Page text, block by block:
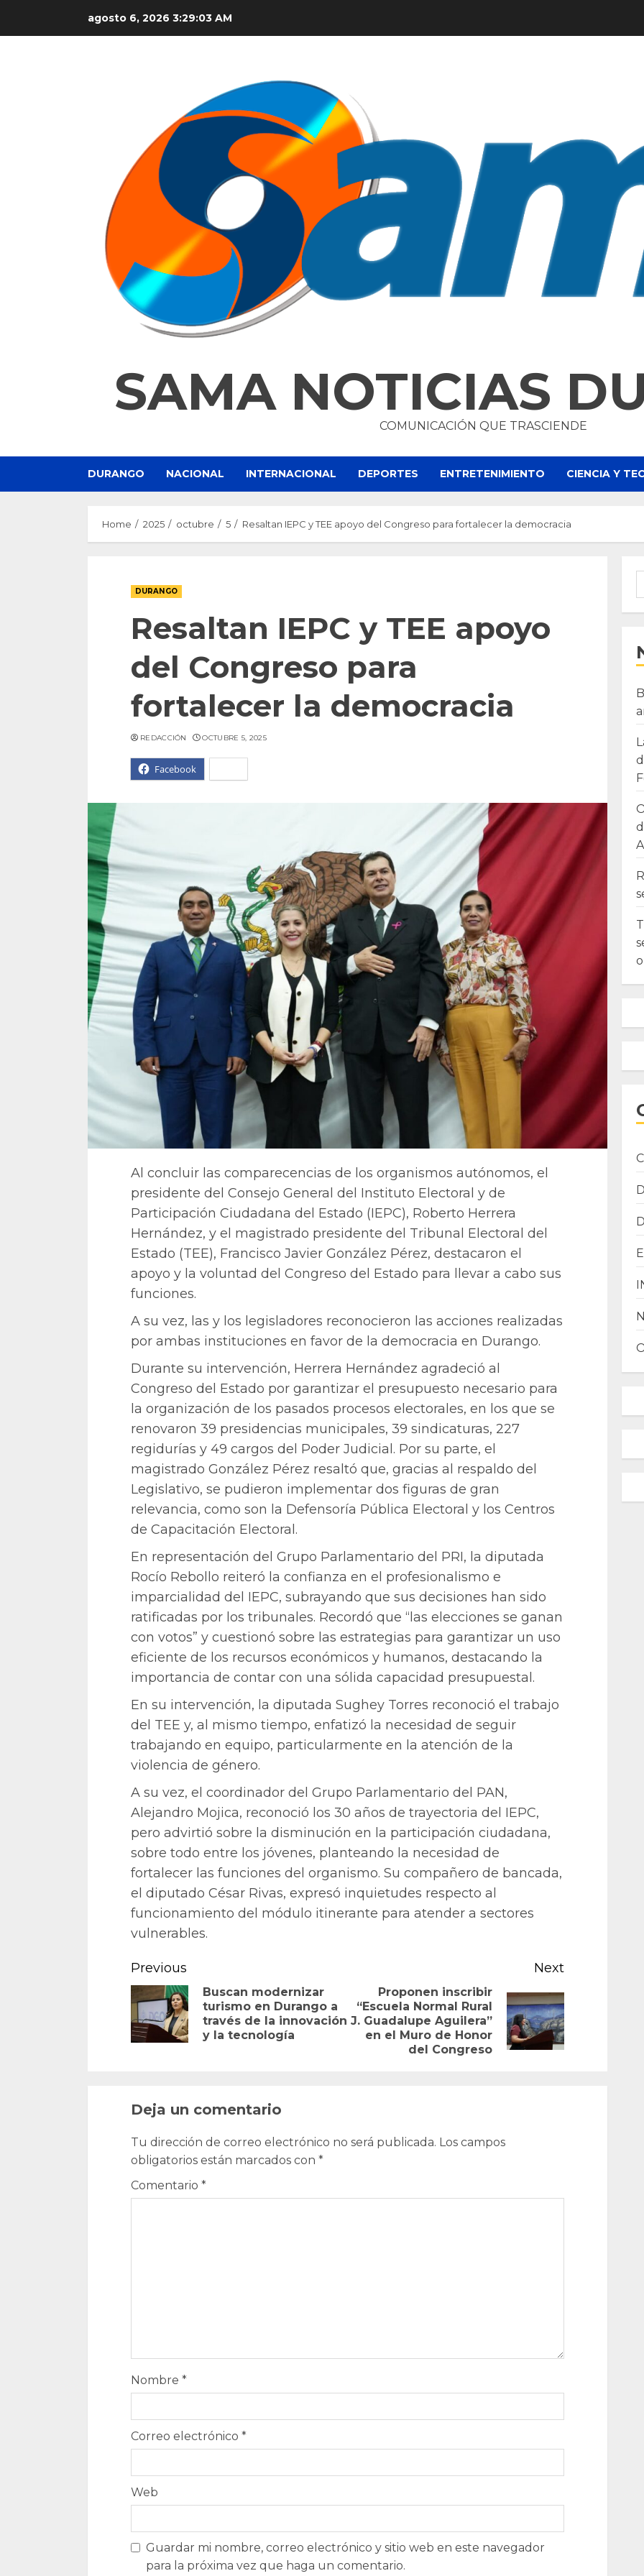
agosto 6, 2026 3:29:04 AM
SAMA NOTICIAS
COMUNICACIÓN QUE TRASCIENDE
DURANGO NACIONAL INTERNACIONAL DEPORTES ENTRETENIMIENTO CIENCIA Y
Home 2025 octubre 5 Resaltan IEPC y TEE apoyo del Congreso para fortalecer la democracia
DURANGO
Resaltan IEPC y TEE apoyo
del Congreso para
fortalecer la democracia
Facebook
REDACCIÓN OCTUBRE 5, 2025
Al concluir las comparecencias de los organismos autónomos, el
presidente del Consejo General del Instituto Electoral y de
Participación Ciudadana del Estado (IEPC), Roberto Herrera
Hernández, y el magistrado presidente del Tribunal Electoral del
Estado (TEE), Francisco Javier González Pérez, destacaron el
apoyo y la voluntad del Congreso del Estado para llevar a cabo sus
funciones.
A su vez, las y los legisladores reconocieron las acciones realizadas
por ambas instituciones en favor de la democracia en Durango.
Durante su intervención, Herrera Hernández agradeció al
Congreso del Estado por garantizar el presupuesto necesario para
la organización de los pasados procesos electorales, en los que se
renovaron 39 presidencias municipales, 39 sindicaturas, 227
regidurías y 49 cargos del Poder Judicial. Por su parte, el
magistrado González Pérez resaltó que, gracias al respaldo del
Legislativo, se pudieron implementar dos figuras de gran
relevancia, como son la Defensoría Pública Electoral y los Centros
de Capacitación Electoral.
En representación del Grupo Parlamentario del PRI, la diputada
Rocío Rebollo reiteró la confianza en el profesionalismo e
imparcialidad del IEPC, subrayando que sus decisiones han sido
ratificadas por los tribunales. Recordó que “las elecciones se ganan
con votos” y cuestionó sobre las estrategias para garantizar un uso
eficiente de los recursos económicos y humanos, destacando la
importancia de contar con una sólida capacidad presupuestal.
En su intervención, la diputada Sughey Torres reconoció el trabajo
del TEE y, al mismo tiempo, enfatizó la necesidad de seguir
trabajando en equipo, particularmente en la atención de la
violencia de género.
A su vez, el coordinador del Grupo Parlamentario del PAN,
Alejandro Mojica, reconoció los 30 años de trayectoria del IEPC,
pero advirtió sobre la disminución en la participación ciudadana,
sobre todo entre los jóvenes, planteando la necesidad de
fortalecer las funciones del organismo. Su compañero de bancada,
el diputado César Rivas, expresó inquietudes respecto al
funcionamiento del módulo itinerante para atender a sectores
vulnerables.
Continue
Reading
Previous
Previous
post:
Buscan modernizar
turismo en Durango a
través de la innovación
y la tecnología
Next
Next
post:
Proponen inscribir
“Escuela Normal Rural
J. Guadalupe Aguilera”
en el Muro de Honor
del Congreso
Deja un comentario
Tu dirección de correo electrónico no será publicada. Los campos
obligatorios están marcados con *
Comentario *
Nombre *
Correo electrónico *
Web
Guardar mi nombre, correo electrónico y sitio web en este navegador
para la próxima vez que haga un comentario.